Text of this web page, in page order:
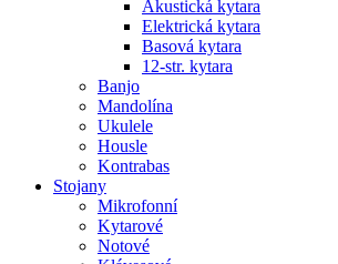
Akustická kytara
Elektrická kytara
Basová kytara
12-str. kytara
Banjo
Mandolína
Ukulele
Housle
Kontrabas
Stojany
Mikrofonní
Kytarové
Notové